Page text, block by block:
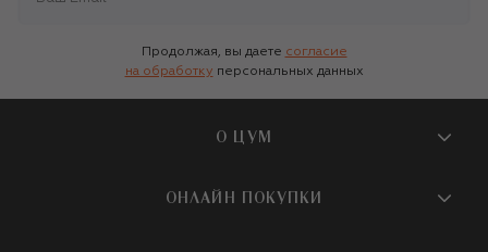
Продолжая, вы даете согласие
на обработку персональных данных
О ЦУМ
О магазине
ОНЛАЙН ПОКУПКИ